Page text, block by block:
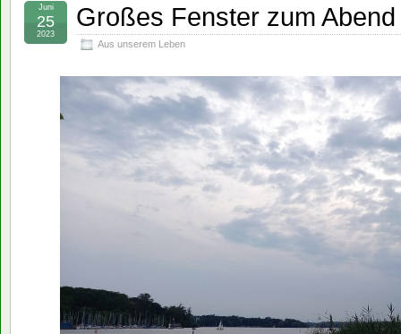
Großes Fenster zum
Aus unserem Leben
Juni
25
2023